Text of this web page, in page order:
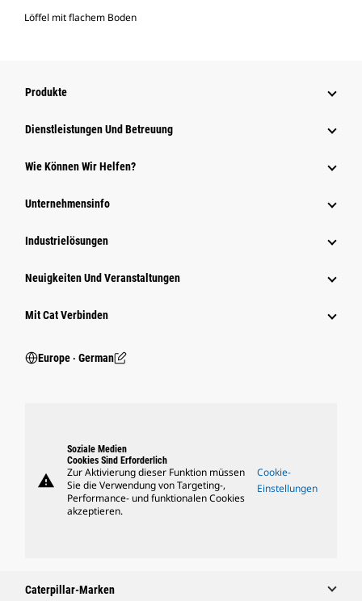
Löffel mit flachem Boden
Produkte
Dienstleistungen Und Betreuung
Wie Können Wir Helfen?
Unternehmensinfo
Industrielösungen
Neuigkeiten Und Veranstaltungen
Mit Cat Verbinden
Europe ‧ German
warning
Soziale Medien
Cookies Sind Erforderlich
Zur Aktivierung dieser Funktion müssen
Sie die Verwendung von Targeting-,
Performance- und funktionalen Cookies
akzeptieren.
Cookie-
Einstellungen
Caterpillar-Marken